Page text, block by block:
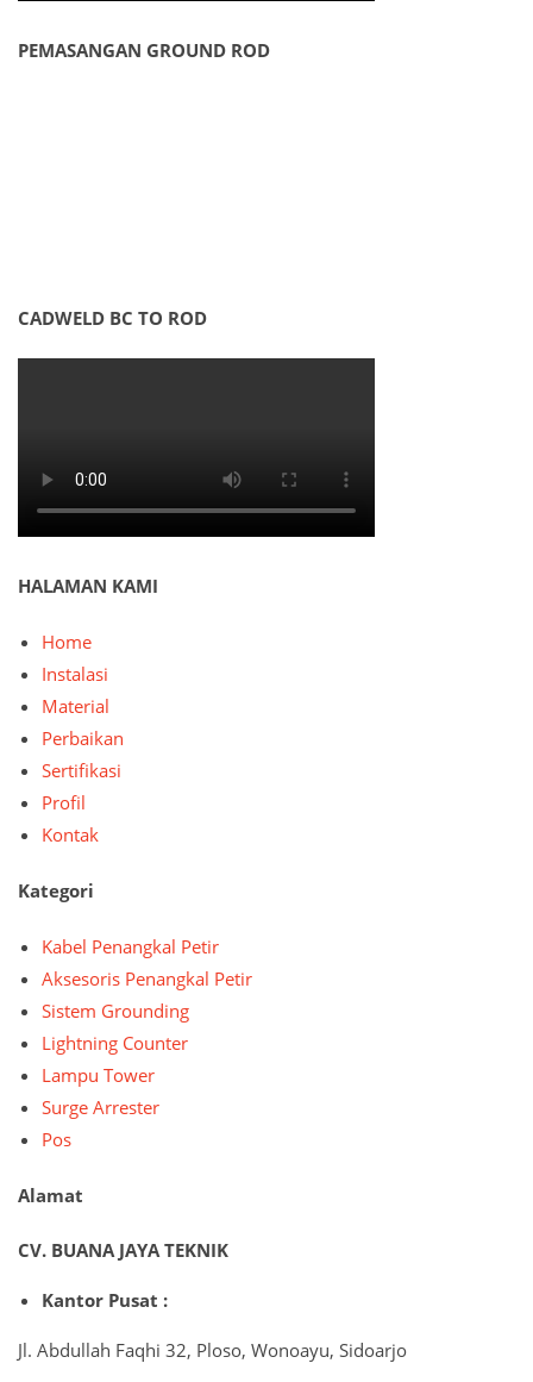
PEMASANGAN GROUND ROD
CADWELD BC TO ROD
HALAMAN KAMI
Home
Instalasi
Material
Perbaikan
Sertifikasi
Profil
Kontak
Kategori
Kabel Penangkal Petir
Aksesoris Penangkal Petir
Sistem Grounding
Lightning Counter
Lampu Tower
Surge Arrester
Pos
Alamat
CV. BUANA JAYA TEKNIK
Kantor Pusat :
Jl. Abdullah Faqhi 32, Ploso, Wonoayu, Sidoarjo